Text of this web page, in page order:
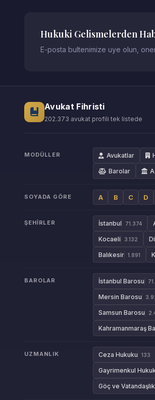
Hukuki Gelismelerden
E-posta bultenimize uye olun,
Avukat Fihristi
202.373 avukat profili tek listede
MODÜLLER Avukatlar
Barolar
SOYADA GÖRE A B C D
ŞEHIRLER İstanbul 71.374
Kocaeli 3.132
Balıkesir 1.891
BAROLAR İstanbul Barosu
Mersin Barosu
Samsun Barosu
Kahramanmaraş
UZMANLIK Ceza Hukuku 133
Gayrimenkul
Göç ve